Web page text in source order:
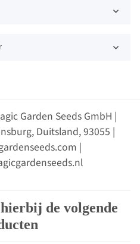
Garden Seeds GmbH |
Duitsland, 93055 |
|
de volgende